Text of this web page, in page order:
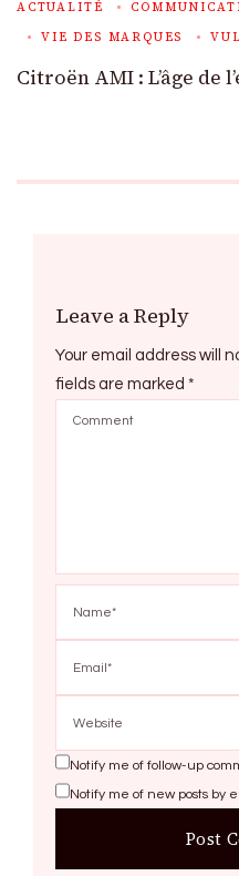
ACTUALITÉ
VIE DES MARQUES
Citroën AMI : L’âge de
Leave a Reply
Your email address will
fields are marked *
Notify me of follow-up
Notify me of new posts by